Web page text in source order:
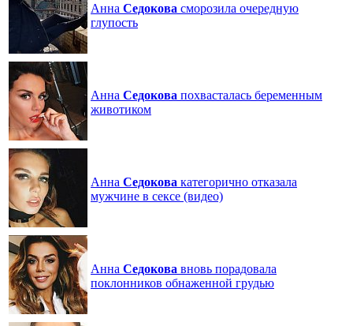
Анна Седокова сморозила очередную
глупость
Анна Седокова похвасталась беременным
животиком
Анна Седокова категорично отказала
мужчине в сексе (видео)
Анна Седокова вновь порадовала
поклонников обнаженной грудью